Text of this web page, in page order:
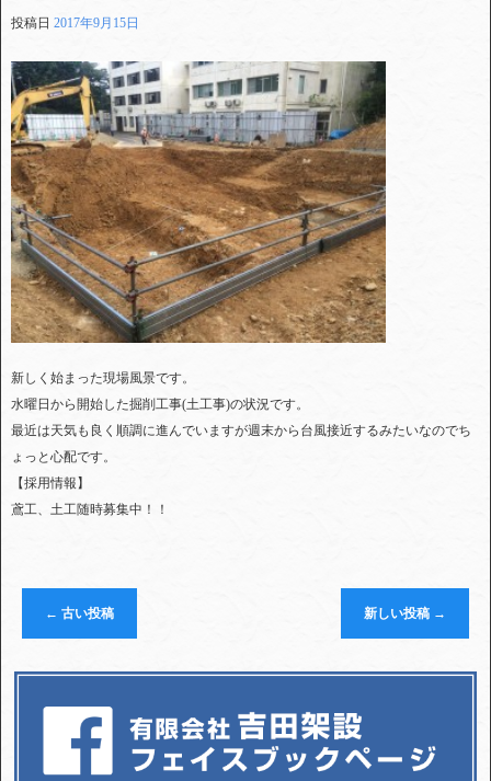
投稿日 2017年9月15日
新しく始まった現場風景です。
水曜日から開始した掘削工事(土工事)の状況です。
最近は天気も良く順調に進んでいますが週末から台風接近するみたいなのでち
ょっと心配です。
【採用情報】
鳶工、土工随時募集中！！
← 古い投稿 新しい投稿 →